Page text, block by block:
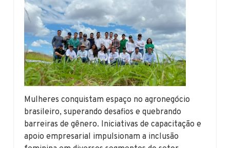
Mulheres conquistam espaço no agronegócio
brasileiro, superando desafios e quebrando
barreiras de gênero. Iniciativas de capacitação e
apoio empresarial impulsionam a inclusão